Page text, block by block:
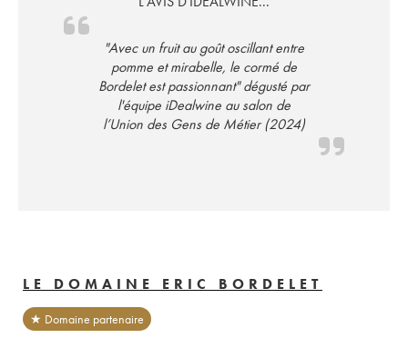
"Avec un fruit au goût oscillant entre
pomme et mirabelle, le cormé de
Bordelet est passionnant" dégusté par
l'équipe iDealwine au salon de
l’Union des Gens de Métier (2024)
LE DOMAINE ERIC BORDELET
★ Domaine partenaire